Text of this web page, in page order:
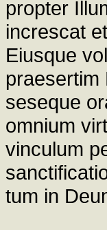
propter
increscat
Eiusque
praesertim
seseque
omnium
vinculum
tum in